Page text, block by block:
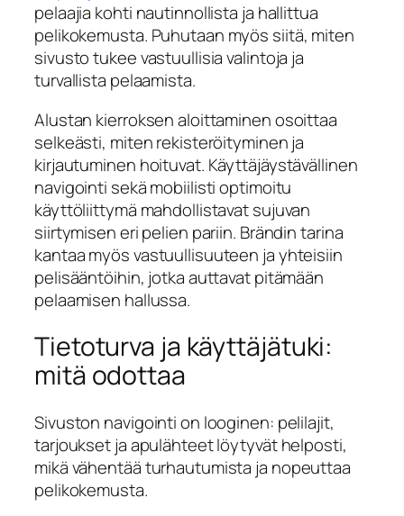
pelaajia kohti nautinnollista ja hallittua
pelikokemusta. Puhutaan myös siitä, miten
sivusto tukee vastuullisia valintoja ja
turvallista pelaamista.
Alustan kierroksen aloittaminen osoittaa
selkeästi, miten rekisteröityminen ja
kirjautuminen hoituvat. Käyttäjäystävällinen
navigointi sekä mobiilisti optimoitu
käyttöliittymä mahdollistavat sujuvan
siirtymisen eri pelien pariin. Brändin tarina
kantaa myös vastuullisuuteen ja yhteisiin
pelisääntöihin, jotka auttavat pitämään
pelaamisen hallussa.
Tietoturva ja käyttäjätuki:
mitä odottaa
Sivuston navigointi on looginen: pelilajit,
tarjoukset ja apulähteet löytyvät helposti,
mikä vähentää turhautumista ja nopeuttaa
pelikokemusta.